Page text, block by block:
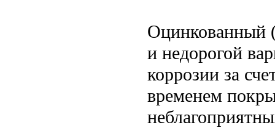
Оцинкованный
и недорогой
коррозии за
временем